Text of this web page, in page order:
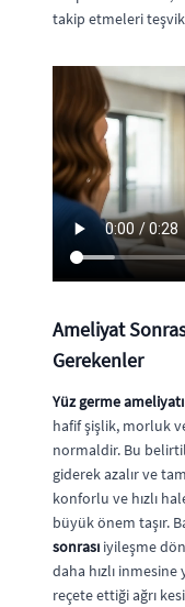
takip etmeleri
Ameliyat
Gerekenler
Yüz germe ameliyatı
hafif şişlik, morluk
normaldir. Bu
giderek azalır ve
konforlu ve hızlı
büyük önem taşır.
sonrası iyileşme
daha hızlı
reçete ettiği ağrı